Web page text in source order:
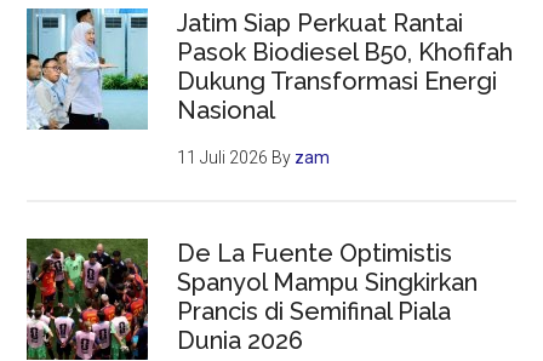
Jatim Siap Perkuat Rantai
Pasok Biodiesel B50, Khofifah
Dukung Transformasi Energi
Nasional
11 Juli 2026 By zam
De La Fuente Optimistis
Spanyol Mampu Singkirkan
Prancis di Semifinal Piala
Dunia 2026